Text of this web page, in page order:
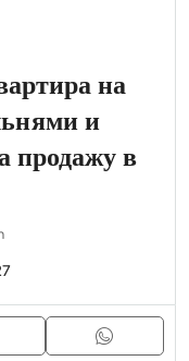
на
и
продажу в